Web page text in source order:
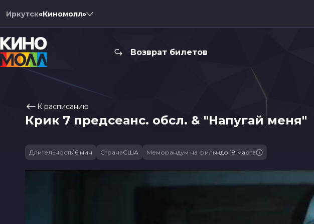
Иркутск«Киномолл»
Возврат билетов
К расписанию
Крик 7 предсеанс. обсл. & "Напугай меня"
Длительность16 мин СтранаСША Меморандум на фильмдо 18 марта